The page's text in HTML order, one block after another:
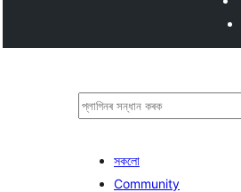
সন্ধান
সকলো
Community